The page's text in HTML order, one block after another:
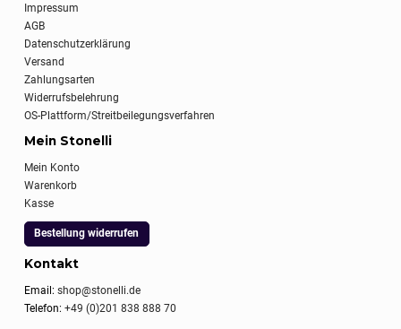
Impressum
AGB
Datenschutzerklärung
Versand
Zahlungsarten
Widerrufsbelehrung
OS-Plattform/Streitbeilegungsverfahren
Mein Stonelli
Mein Konto
Warenkorb
Kasse
Bestellung widerrufen
Kontakt
Email:shop@stonelli.de
Telefon:+49 (0)201 838 888 70